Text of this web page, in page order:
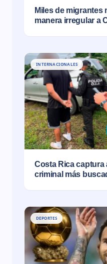
Miles de migrantes
manera irregular a
INTERNACIONALES
Costa Rica captura
criminal más
DEPORTES